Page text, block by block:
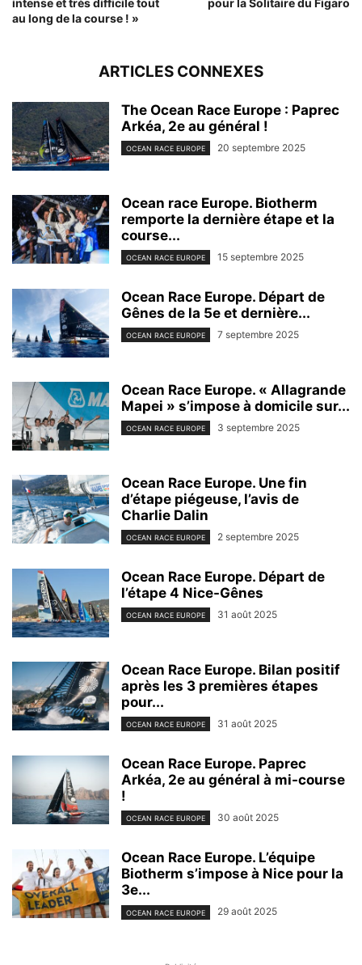
au long de la course ! »
ARTICLES CONNEXES
The Ocean Race Europe : Paprec
Arkéa, 2e au général !
OCEAN RACE EUROPE 20 septembre 2025
Ocean race Europe. Biotherm
remporte la dernière étape et la
course...
OCEAN RACE EUROPE 15 septembre 2025
Ocean Race Europe. Départ de
Gênes de la 5e et dernière...
OCEAN RACE EUROPE 7 septembre 2025
Ocean Race Europe. « Allagrande
Mapei » s’impose à domicile sur...
OCEAN RACE EUROPE 3 septembre 2025
Ocean Race Europe. Une fin
d’étape piégeuse, l’avis de
Charlie Dalin
OCEAN RACE EUROPE 2 septembre 2025
Ocean Race Europe. Départ de
l’étape 4 Nice-Gênes
OCEAN RACE EUROPE 31 août 2025
Ocean Race Europe. Bilan positif
après les 3 premières étapes
pour...
OCEAN RACE EUROPE 31 août 2025
Ocean Race Europe. Paprec
Arkéa, 2e au général à mi-course
!
OCEAN RACE EUROPE 30 août 2025
Ocean Race Europe. L’équipe
Biotherm s’impose à Nice pour la
3e...
OCEAN RACE EUROPE 29 août 2025